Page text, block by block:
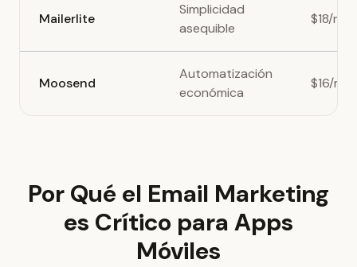
Mailerlite
Simplicidad
asequible
$18/mes
Moosend
Automatización
económica
$16/mes
Por Qué el Email Marketing
es Crítico para Apps
Móviles